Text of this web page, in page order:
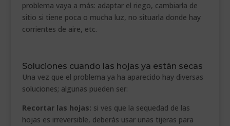
problema vaya a más: adaptar el riego, cambiarla de
sitio si tiene poca o mucha luz, no situarla donde hay
corrientes de aire, etc.
Soluciones cuando las hojas ya están secas
Una vez que el problema ya ha aparecido hay diversas
soluciones; algunas pueden ser:
Recortar las hojas: si ves que la sequedad de las
hojas es irreversible, deberás usar unas tijeras para